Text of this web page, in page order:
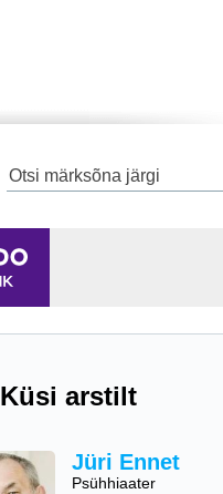
Küsi arstilt
Jüri Ennet
Psühhiaater